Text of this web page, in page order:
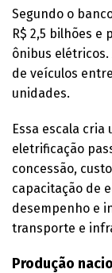
Segundo o
R$ 2,5 bilhões e
ônibus
de veículos
unidades.
Essa escala cria
eletrificação
concessão,
capacitação de
desempenho e
transporte e
Produção